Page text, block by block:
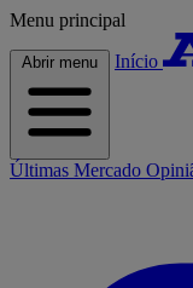
Menu principal
Abrir menu Início
Últimas Mercado